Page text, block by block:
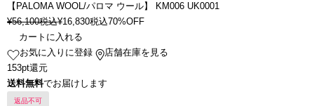
【PALOMA WOOL/パロマ ウール】 KM006 UK0001
¥56,100税込¥16,830税込70%OFF
カートに入れる
お気に入りに登録
店舗在庫を見る
153pt還元
送料無料でお届けします
返品不可